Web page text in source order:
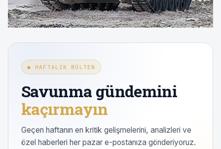
● HAFTALIK BÜLTEN
Savunma gündemini
kaçırmayın
Geçen haftanın en kritik gelişmelerini, analizleri ve
özel haberleri her pazar e-postanıza gönderiyoruz.